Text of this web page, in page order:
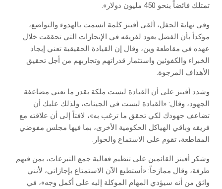
تمتلك فائضاً بنحو 450 مليون دولار».
وفي نهاية الحفل، ألقى أفينز كلمة اتسمت بالهدوء والتواضع،
مؤكداً بأن الفضل يعود لفريقه في الإنجازات التي تحققت خلال
عهده في مقاطعة وين، وقال إن القيادة الحقيقية تعني إيجاد
الخبراء والكفوئين واستثمار قدراتهم وتجاربهم من أجل تحقيق
الأهداف المرجوة.
وشدد أفينز على أن القيادة ليست ملكة بقدر ما تعني مضاعفة
الجهود، وقال: «القيادة ليست في الجينات، ولذلك عليك أن
تضاعف جهودك لكي تحقق ما ترغب به»، لافتاً إلى أن علاقته مع
فريقه وباقي الهياكل الحكومية الأخرى، بما فيها مجلس مفوضي
المقاطعة، تقوم على الاستماع والحوار.
وشكر أفينز القائمين على تنظيم فعالية جمع التبرعات، بمن فيهم
طرفة، وقال ممازحاً: «أستطيع الآن الاستمتاع بإجازاتي، لأنني
واثق من أنه سيؤدي المهام الموكلة إليه على أكمل وجه»، في